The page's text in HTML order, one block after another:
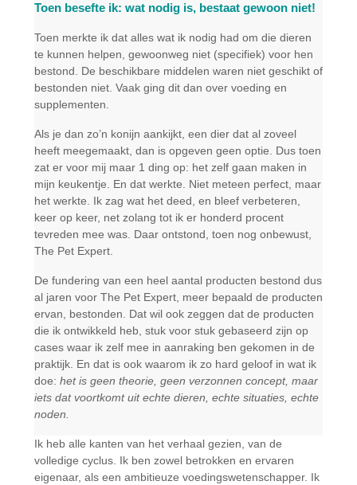
Toen besefte ik: wat nodig is, bestaat gewoon niet!
Toen merkte ik dat alles wat ik nodig had om die dieren
te kunnen helpen, gewoonweg niet (specifiek) voor hen
bestond. De beschikbare middelen waren niet geschikt of
bestonden niet. Vaak ging dit dan over voeding en
supplementen.
Als je dan zo’n konijn aankijkt, een dier dat al zoveel
heeft meegemaakt, dan is opgeven geen optie. Dus toen
zat er voor mij maar 1 ding op: het zelf gaan maken in
mijn keukentje. En dat werkte. Niet meteen perfect, maar
het werkte. Ik zag wat het deed, en bleef verbeteren,
keer op keer, net zolang tot ik er honderd procent
tevreden mee was. Daar ontstond, toen nog onbewust,
The Pet Expert.
De fundering van een heel aantal producten bestond dus
al jaren voor The Pet Expert, meer bepaald de producten
ervan, bestonden. Dat wil ook zeggen dat de producten
die ik ontwikkeld heb, stuk voor stuk gebaseerd zijn op
cases waar ik zelf mee in aanraking ben gekomen in de
praktijk. En dat is ook waarom ik zo hard geloof in wat ik
doe: het is geen theorie, geen verzonnen concept, maar
iets dat voortkomt uit echte dieren, echte situaties, echte
noden.
Ik heb alle kanten van het verhaal gezien, van de
volledige cyclus. Ik ben zowel betrokken en ervaren
eigenaar, als een ambitieuze voedingswetenschapper. Ik